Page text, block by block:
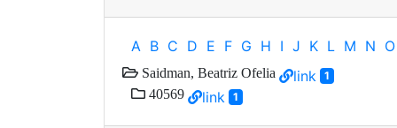
A B C D E F G H I J K L M N O
Saidman, Beatriz Ofelia link 1
40569 link 1